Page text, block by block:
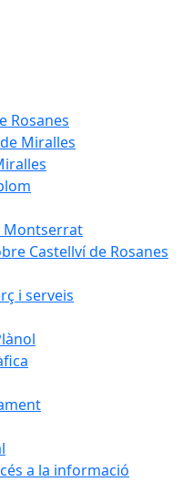
Rosanes
Miralles
Montserrat
Castellví de Rosanes
i serveis
a la informació